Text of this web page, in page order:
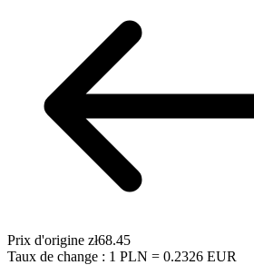
Prix d'origine zł68.45
Taux de change : 1 PLN = 0.2326 EUR